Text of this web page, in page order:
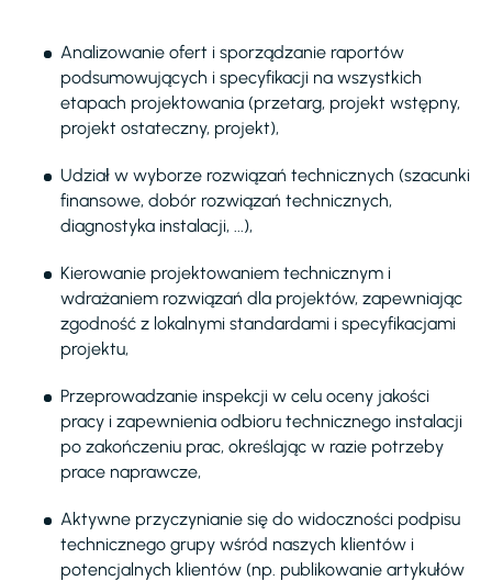
Analizowanie ofert i sporządzanie raportów
podsumowujących i specyfikacji na wszystkich
etapach projektowania (przetarg, projekt wstępny,
projekt ostateczny, projekt),
Udział w wyborze rozwiązań technicznych (szacunki
finansowe, dobór rozwiązań technicznych,
diagnostyka instalacji, ...),
Kierowanie projektowaniem technicznym i
wdrażaniem rozwiązań dla projektów, zapewniając
zgodność z lokalnymi standardami i specyfikacjami
projektu,
Przeprowadzanie inspekcji w celu oceny jakości
pracy i zapewnienia odbioru technicznego instalacji
po zakończeniu prac, określając w razie potrzeby
prace naprawcze,
Aktywne przyczynianie się do widoczności podpisu
technicznego grupy wśród naszych klientów i
potencjalnych klientów (np. publikowanie artykułów